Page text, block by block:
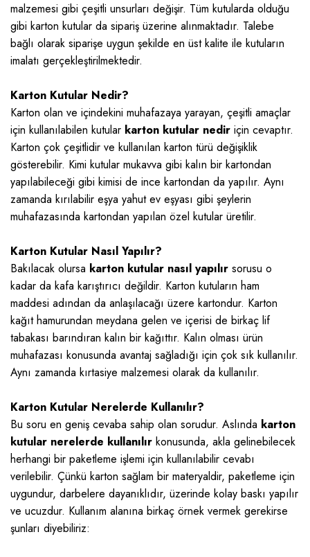
malzemesi gibi çeşitli unsurları değişir. Tüm kutularda olduğu
gibi karton kutular da sipariş üzerine alınmaktadır. Talebe
bağlı olarak siparişe uygun şekilde en üst kalite ile kutuların
imalatı gerçekleştirilmektedir.
Karton Kutular Nedir?
Karton olan ve içindekini muhafazaya yarayan, çeşitli amaçlar
için kullanılabilen kutular karton kutular nedir için cevaptır.
Karton çok çeşitlidir ve kullanılan karton türü değişiklik
gösterebilir. Kimi kutular mukavva gibi kalın bir kartondan
yapılabileceği gibi kimisi de ince kartondan da yapılır. Aynı
zamanda kırılabilir eşya yahut ev eşyası gibi şeylerin
muhafazasında kartondan yapılan özel kutular üretilir.
Karton Kutular Nasıl Yapılır?
Bakılacak olursa karton kutular nasıl yapılır sorusu o
kadar da kafa karıştırıcı değildir. Karton kutuların ham
maddesi adından da anlaşılacağı üzere kartondur. Karton
kağıt hamurundan meydana gelen ve içerisi de birkaç lif
tabakası barındıran kalın bir kağıttır. Kalın olması ürün
muhafazası konusunda avantaj sağladığı için çok sık kullanılır.
Aynı zamanda kırtasiye malzemesi olarak da kullanılır.
Karton Kutular Nerelerde Kullanılır?
Bu soru en geniş cevaba sahip olan sorudur. Aslında karton
kutular nerelerde kullanılır konusunda, akla gelinebilecek
herhangi bir paketleme işlemi için kullanılabilir cevabı
verilebilir. Çünkü karton sağlam bir materyaldir, paketleme için
uygundur, darbelere dayanıklıdır, üzerinde kolay baskı yapılır
ve ucuzdur. Kullanım alanına birkaç örnek vermek gerekirse
şunları diyebiliriz: